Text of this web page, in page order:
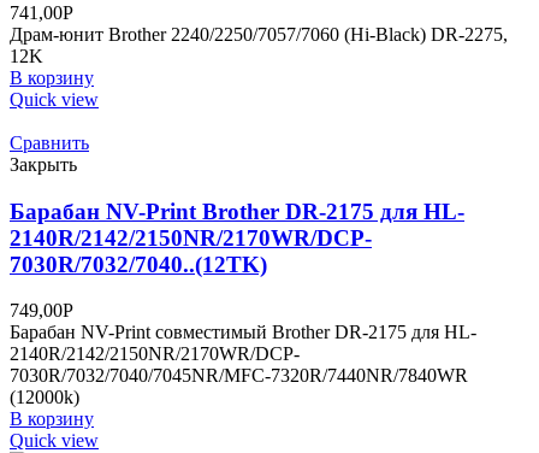
741,00Р
Драм-юнит Brother 2240/2250/7057/7060 (Нi-Black) DR-2275,
12K
В корзину
Quick view
Сравнить
Закрыть
Барабан NV-Print Brother DR-2175 для HL-
2140R/2142/2150NR/2170WR/DCP-
7030R/7032/7040..(12TK)
749,00Р
Барабан NV-Print совместимый Brother DR-2175 для HL-
2140R/2142/2150NR/2170WR/DCP-
7030R/7032/7040/7045NR/MFC-7320R/7440NR/7840WR
(12000k)
В корзину
Quick view